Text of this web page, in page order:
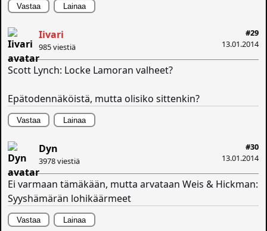
Vastaa Lainaa
#29
13.01.2014
Iivari
985 viestiä
Scott Lynch: Locke Lamoran valheet?
Epätodennäköistä, mutta olisiko sittenkin?
Vastaa Lainaa
#30
13.01.2014
Dyn
3978 viestiä
Ei varmaan tämäkään, mutta arvataan Weis & Hickman:
Syyshämärän lohikäärmeet
Vastaa Lainaa